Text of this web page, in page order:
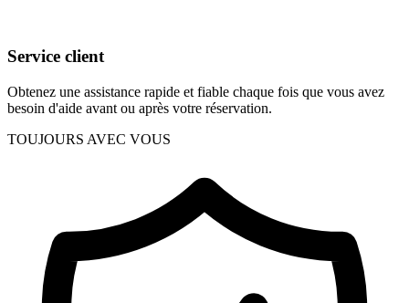
Service client
Obtenez une assistance rapide et fiable chaque fois que vous avez
besoin d'aide avant ou après votre réservation.
TOUJOURS AVEC VOUS